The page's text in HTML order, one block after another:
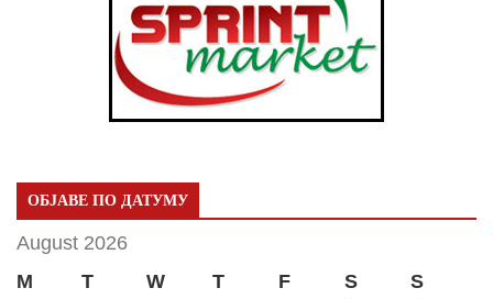
ОБЈАВЕ ПО ДАТУМУ
August 2026
M
T W T F S
S